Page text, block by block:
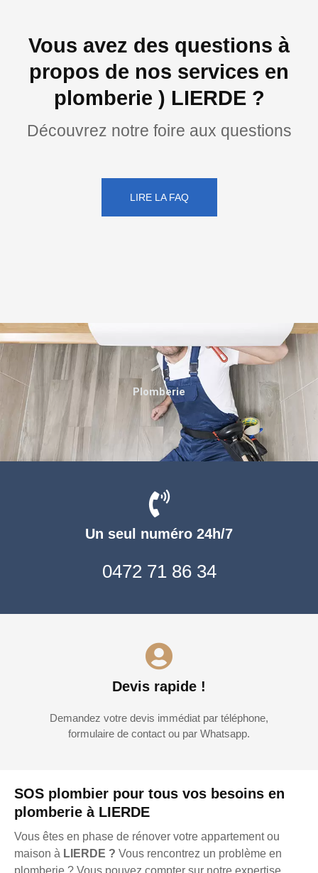
Vous avez des questions à
propos de nos services en
plomberie ) LIERDE ?
Découvrez notre foire aux questions
LIRE LA FAQ
SOS plombier pour tous vos besoins en
plomberie à LIERDE
Vous êtes en phase de rénover votre appartement ou
maison à LIERDE ? Vous rencontrez un problème en
Un seul numéro 24h/7
0472 71 86 34
Devis rapide !
Demandez votre devis immédiat par téléphone,
formulaire de contact ou par Whatsapp.
Plomberie